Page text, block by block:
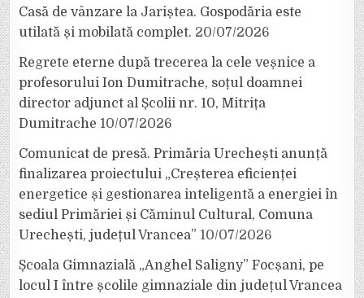
Casă de vânzare la Jariștea. Gospodăria este
utilată și mobilată complet. 20/07/2026
Regrete eterne după trecerea la cele veșnice a
profesorului Ion Dumitrache, soțul doamnei
director adjunct al Școlii nr. 10, Mitrița
Dumitrache 10/07/2026
Comunicat de presă. Primăria Urechești anunță
finalizarea proiectului „Creșterea eficienței
energetice și gestionarea inteligentă a energiei în
sediul Primăriei și Căminul Cultural, Comuna
Urechești, județul Vrancea” 10/07/2026
Școala Gimnazială „Anghel Saligny” Focșani, pe
locul I între școlile gimnaziale din județul Vrancea